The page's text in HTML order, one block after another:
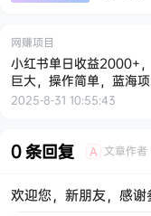
网赚项目
小红书单日收益2000+
巨大，操作简单，蓝海
批量操作
2025-8-31 10:55:43
0 条回复 A 文章作者
欢迎您，新朋友，感谢